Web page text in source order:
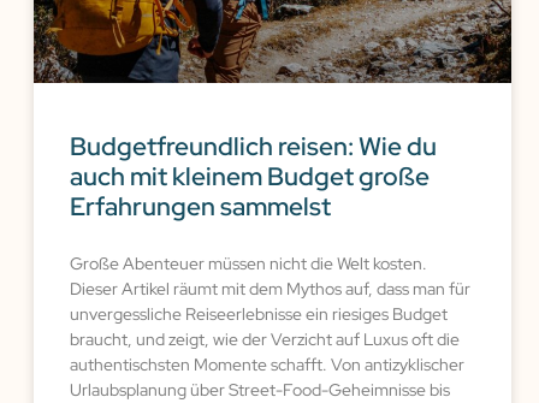
Budgetfreundlich reisen: Wie du
auch mit kleinem Budget große
Erfahrungen sammelst
Große Abenteuer müssen nicht die Welt kosten.
Dieser Artikel räumt mit dem Mythos auf, dass man für
unvergessliche Reiseerlebnisse ein riesiges Budget
braucht, und zeigt, wie der Verzicht auf Luxus oft die
authentischsten Momente schafft. Von antizyklischer
Urlaubsplanung über Street-Food-Geheimnisse bis